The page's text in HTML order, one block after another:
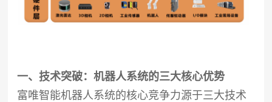
一、技术突破：机器人系统的三大核心优势
富唯智能机器人系统的核心竞争力源于三大技术